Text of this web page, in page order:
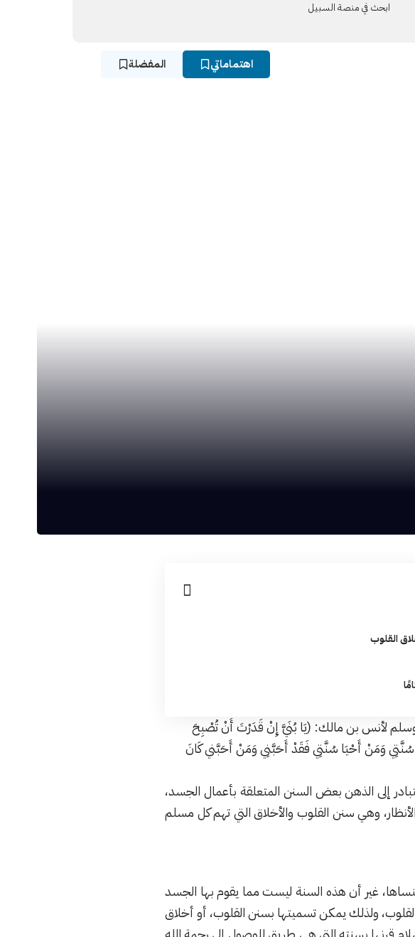
ابحث في منصة السـبيل
اهتماماتي المفضلة
القلوب
وسلم لأنس بن مالك: (يَا بُنَيَّ إِنْ قَدَرْتَ أَنْ تُصْبِحَ
وَمَنْ أَحْيَا سُنَّتِي فَقَدْ أَحَبَّنِي وَمَنْ أَحَبَّني كَانَ
إلى الذهن بعض السنن المتعلقة بأعمال الجسد،
وهي سنن القلوب والأخلاق التي تهم كل مسلم
غير أن هذه السنة ليست مما يقوم بها الجسد
ولذلك يمكن تسميتها بسنن القلوب، أو أخلاق